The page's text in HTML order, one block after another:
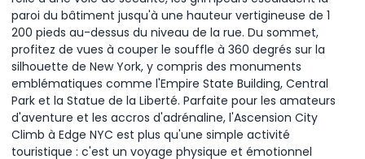
paroi du bâtiment jusqu'à une hauteur vertigineuse de 1
200 pieds au-dessus du niveau de la rue. Du sommet,
profitez de vues à couper le souffle à 360 degrés sur la
silhouette de New York, y compris des monuments
emblématiques comme l'Empire State Building, Central
Park et la Statue de la Liberté. Parfaite pour les amateurs
d'aventure et les accros d'adrénaline, l'Ascension City
Climb à Edge NYC est plus qu'une simple activité
touristique : c'est un voyage physique et émotionnel